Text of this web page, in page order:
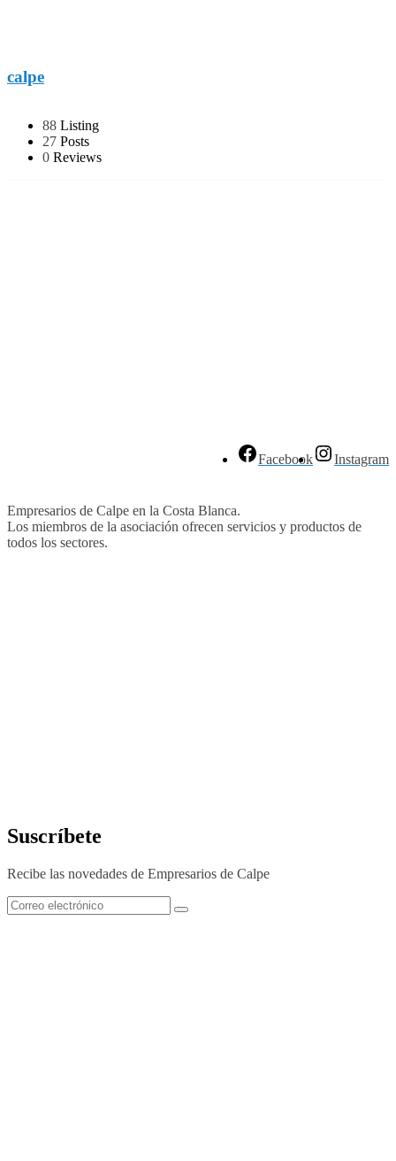
calpe
88 Listing
27 Posts
0 Reviews
Facebook Instagram
Empresarios de Calpe en la Costa Blanca.
Los miembros de la asociación ofrecen servicios y productos de
todos los sectores.
Suscríbete
Recibe las novedades de Empresarios de Calpe